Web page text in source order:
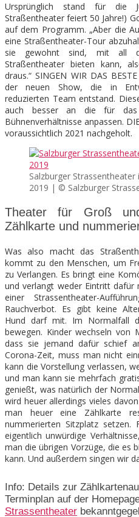
Ursprünglich stand für die
Straßentheater feiert 50 Jahre!)
auf dem Programm. „Aber die
eine Straßentheater-Tour
sie gewohnt sind, mit all
Straßentheater bieten kann,
draus.“ SINGEN WIR DAS
der neuen Show, die in
reduzierten Team entstand.
auch besser an die für das
Bühnenverhältnisse anpassen.
voraussichtlich 2021 nachgeholt.
Salzburger
2019 | © Salzburger
Theater für Groß
Zählkarte und
Was also macht das
kommt zu den Menschen, um
zu Verlangen. Es bringt eine
und verlangt weder Eintritt dafür
einer Strassentheater-
Rauchverbot. Es gibt keine
Hund darf mit. Im Normalfall
bewegen. Kinder wechseln von
dass sie jemand dafür schief
Corona-Zeit, muss man nicht
kann die Vorstellung verlassen,
und man kann sie mehrfach
genießt, was natürlich der
wird heuer allerdings vieles
man heuer eine Zählkarte
nummerierten Sitzplatz setzen.
eigentlich unwürdige
man die übrigen Vorzüge, die es
kann. Und außerdem singen wir
Info: Details zur
Terminplan auf der
Strassentheater